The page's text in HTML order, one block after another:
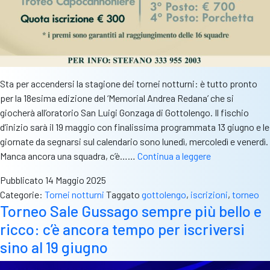
Sta per accendersi la stagione dei tornei notturni: è tutto pronto
per la 18esima edizione del ‘Memorial Andrea Redana’ che si
giocherà all’oratorio San Luigi Gonzaga di Gottolengo. Il fischio
d’inizio sarà il 19 maggio con finalissima programmata 13 giugno e le
giornate da segnarsi sul calendario sono lunedì, mercoledì e venerdì.
Manca ancora una squadra, c’è…… Continua a leggereTorneo
tutto
pronto:
resta
Pubblicato 14 Maggio 2025
Categorie: Tornei notturni Taggato gottolengo, iscrizioni, torneo
Torneo Sale Gussago sempre più bello e
ricco: c’è ancora tempo per iscriversi
sino al 19 giugno